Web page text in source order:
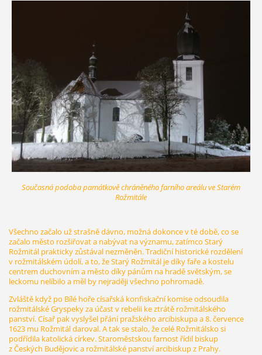
Současná podoba památkově chráněného farního areálu ve Starém
Rožmitále
Všechno začalo už strašně dávno, možná dokonce v té době, co se
začalo město rozšiřovat a nabývat na významu, zatímco Starý
Rožmitál prakticky zůstával nezměněn. Tradiční historické rozdělení
v rožmitálském údolí, a to, že Starý Rožmitál je díky faře a kostelu
centrem duchovním a město díky pánům na hradě světským, se
leckomu nelíbilo a měl by nejraději všechno pohromadě.
Zvláště když po Bílé hoře císařská konfiskační komise odsoudila
rožmitálské Gryspeky za účast v rebelii ke ztrátě rožmitálského
panství. Císař pak vyslyšel přání pražského arcibiskupa a 8. července
1623 mu Rožmitál daroval. A tak se stalo, že celé Rožmitálsko si
podřídila katolická církev. Staroměstskou farnost řídil biskup
z Českých Budějovic a rožmitálské panství arcibiskup z Prahy.